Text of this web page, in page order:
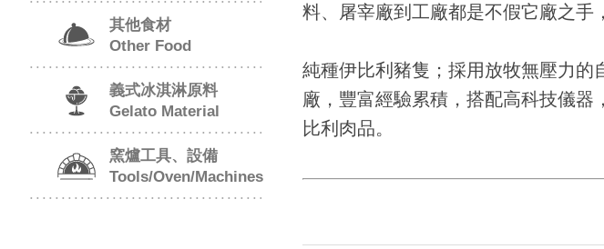
其他食材
Other Food
義式冰淇淋原料
Gelato Material
窯爐工具、設備
Tools/Oven/Machines
料、屠宰廠到工廠都是不假它廠之手
純種伊比利豬隻；採用放牧無壓力
廠，豐富經驗累積，搭配高科技儀
比利肉品。